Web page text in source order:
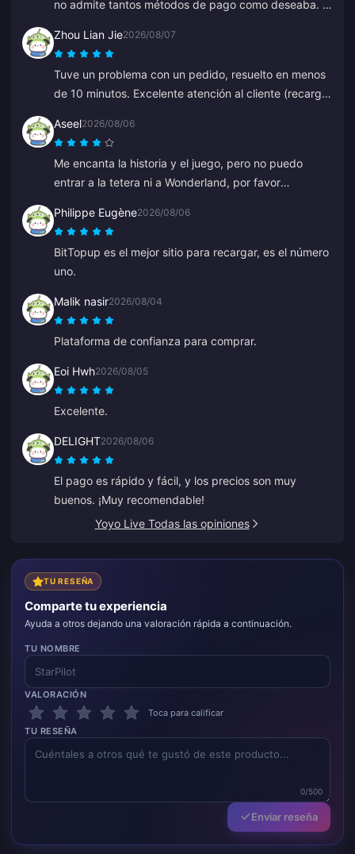
no admite tantos métodos de pago como deseaba. El
recarga, y el servicio de atención al cliente tarda en
responder. Tampoco está claro cuándo se procesan
los pagos. Si se solucionaran estos problemas, sería
mucho más confiable.
Zhou Lian Jie2026/08/07
Tuve un problema con un pedido, resuelto en menos
de 10 minutos. Excelente atención al cliente (recarga
Aseel2026/08/06
Me encanta la historia y el juego, pero no puedo
entrar a la tetera ni a Wonderland, por favor
Philippe Eugène2026/08/06
BitTopup es el mejor sitio para recargar, es el número
uno.
Malik nasir2026/08/04
Plataforma de confianza para comprar.
Eoi Hwh2026/08/05
Excelente.
DELIGHT2026/08/06
El pago es rápido y fácil, y los precios son muy
buenos. ¡Muy recomendable!
Yoyo Live Todas las opiniones
TU RESEÑA
Comparte tu experiencia
Ayuda a otros dejando una valoración rápida a continuación.
TU NOMBRE
VALORACIÓN
Toca para calificar
TU RESEÑA
0/500
Enviar reseña